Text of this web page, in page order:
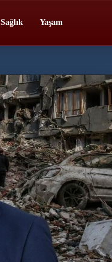
Sağlık Yaşam